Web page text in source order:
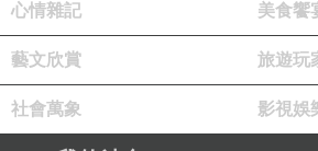
心情雜記 美食饗
藝文欣賞 旅遊玩
社會萬象 影視娛